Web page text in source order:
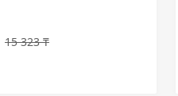
15 323 ₸